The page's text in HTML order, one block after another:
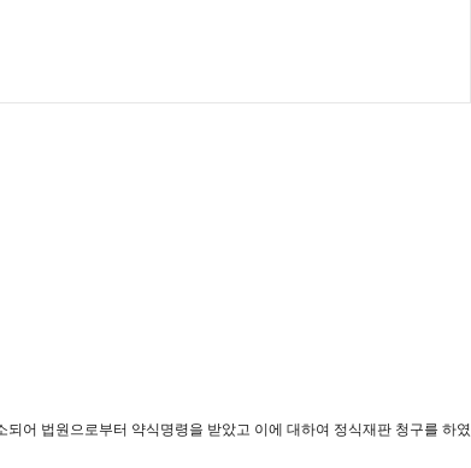
어 법원으로부터 약식명령을 받았고 이에 대하여 정식재판 청구를 하였